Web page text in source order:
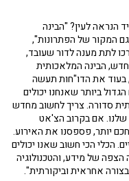
הנראה לעין? "הבינה
המקור של הפתרונות",
לתת מענה לדור שעובד,
הבינה המלאכותית
בעוד את הדו"חות תעשה
ביותר שאנחנו יכולים
סדורה. צריך לחשוב מחדש
שלנו. אם בקרוב הצ'אט
יותר, פספסנו את האירוע.
הכלי הכי חשוב שאנו יכולים
הצפה של מידע, והטכנולוגיה
אחראית וביקורתית".